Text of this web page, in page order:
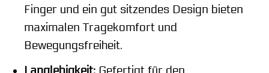
Finger und ein gut sitzendes Design bieten
maximalen Tragekomfort und
Bewegungsfreiheit.
Langlebigkeit:Gefertigt für den